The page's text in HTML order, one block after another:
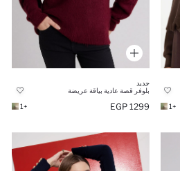
+1
جديد
بلوفر قصة عادية بياقة عريضة
1299 EGP
+1